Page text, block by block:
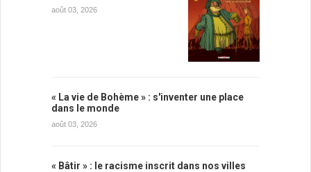
août 03, 2026
« La vie de Bohème » : s'inventer une place
dans le monde
août 03, 2026
« Bâtir » : le racisme inscrit dans nos villes